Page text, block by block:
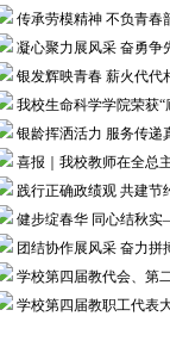
传承劳模精神 不负青
凝心聚力展风采 奋勇
银发辉映青春 薪火代
我校生命科学学院荣获
银龄挥洒活力 服务传
喜报｜我校教师在全总
践行正确政绩观 共建
健步绽春华 同心结秋
团结协作展风采 奋力
学校第四届教代会、第
学校第四届教职工代表